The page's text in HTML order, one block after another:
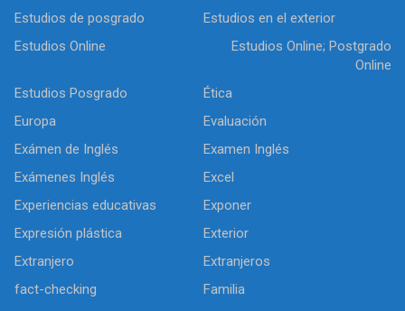
Estudios de posgrado
Estudios en el exterior
Estudios Online
Estudios Online; Postgrado
Online
Estudios Posgrado
Ética
Europa
Evaluación
Exámen de Inglés
Examen Inglés
Exámenes Inglés
Excel
Experiencias educativas
Exponer
Expresión plástica
Exterior
Extranjero
Extranjeros
fact-checking
Familia